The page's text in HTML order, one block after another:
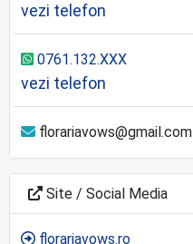
vezi telefon
0761.132.XXX
vezi telefon
florariavows@gmail.com
Site / Social Media
florariavows.ro